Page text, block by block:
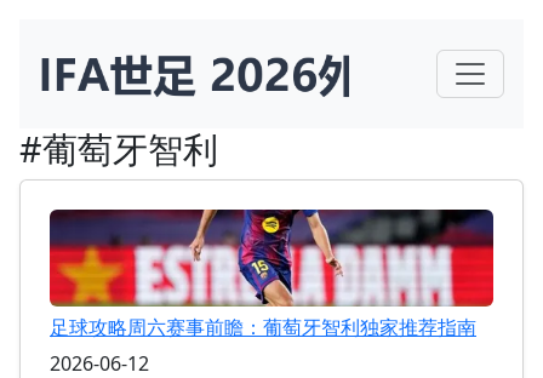
#葡萄牙智利
足球攻略周六赛事前瞻：葡萄牙智利独家推荐指南
2026-06-12